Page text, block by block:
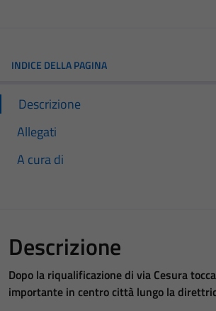
INDICE DELLA PAGINA
Descrizione
Allegati
A cura di
Descrizione
Dopo la riqualificazione di via Cesura
importante in centro città lungo la